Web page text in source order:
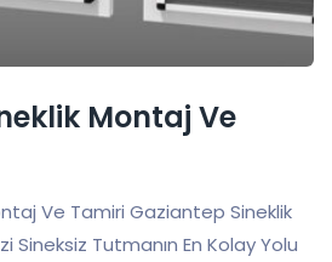
Montaj Ve
Ve Tamiri Gaziantep Sineklik
Sineksiz Tutmanın En Kolay Yolu